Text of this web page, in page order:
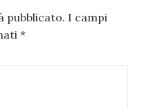
pubblicato. I campi
*